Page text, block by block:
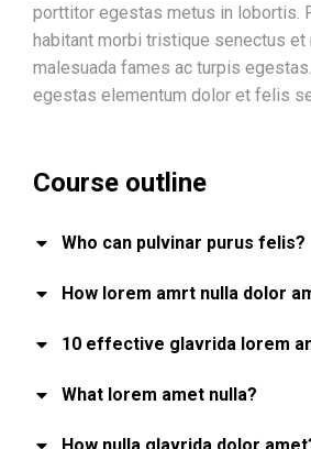
porttitor egestas metus in lobortis.
habitant morbi tristique senectus et
malesuada fames ac turpis
egestas elementum dolor et felis
Course outline
Who can pulvinar purus felis?
How lorem amrt nulla dolor
10 effective glavrida lorem
What lorem amet nulla?
How nulla glavrida dolor